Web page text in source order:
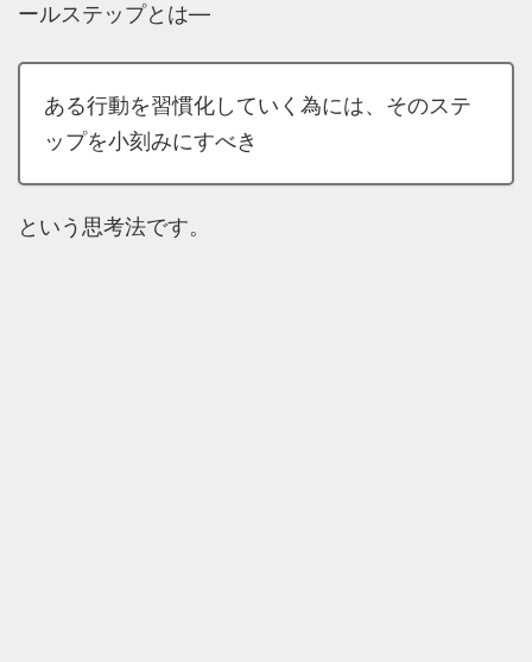
ールステップとは―
ある行動を習慣化していく為には、そのステ
ップを小刻みにすべき
という思考法です。